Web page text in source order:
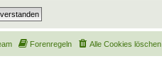
Alle Cookies löschen
Forenregeln